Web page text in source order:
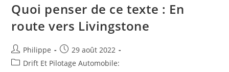
Quoi penser de ce texte : En
route vers Livingstone
Auteur/autrice
de
Philippe
Post
published:
29 août 2022
PostDrift Et Pilotage Automobile: